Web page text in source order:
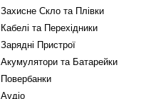
Захисне Скло та Плівки
Кабелі та Перехідники
Зарядні Пристрої
Акумулятори та Батарейки
Повербанки
Аудіо